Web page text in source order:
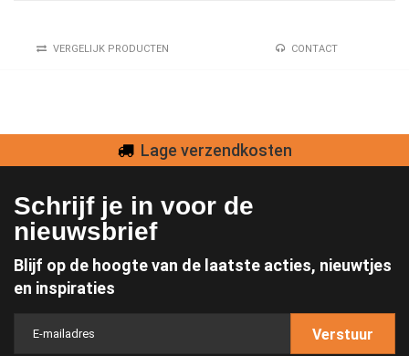
VERGELIJK PRODUCTEN CONTACT
Lage verzendkosten
Schrijf je in voor de
nieuwsbrief
Blijf op de hoogte van de laatste acties, nieuwtjes
en inspiraties
Verstuur